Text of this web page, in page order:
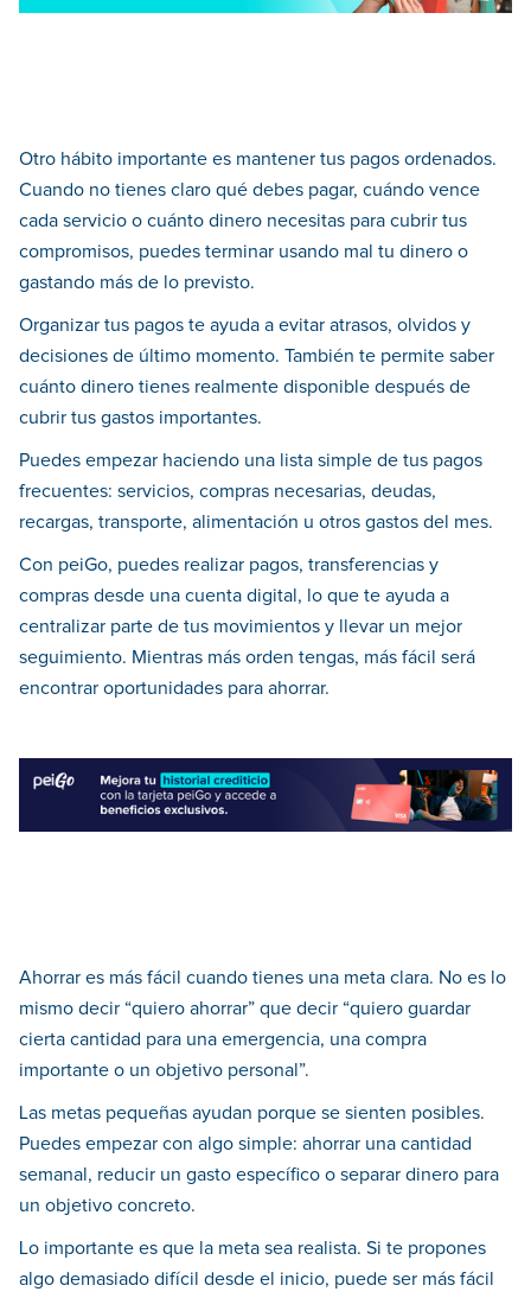
Otro hábito importante es mantener tus pagos ordenados.
Cuando no tienes claro qué debes pagar, cuándo vence
cada servicio o cuánto dinero necesitas para cubrir tus
compromisos, puedes terminar usando mal tu dinero o
gastando más de lo previsto.
Organizar tus pagos te ayuda a evitar atrasos, olvidos y
decisiones de último momento. También te permite saber
cuánto dinero tienes realmente disponible después de
cubrir tus gastos importantes.
Puedes empezar haciendo una lista simple de tus pagos
frecuentes: servicios, compras necesarias, deudas,
recargas, transporte, alimentación u otros gastos del mes.
Con peiGo, puedes realizar pagos, transferencias y
compras desde una cuenta digital, lo que te ayuda a
centralizar parte de tus movimientos y llevar un mejor
seguimiento. Mientras más orden tengas, más fácil será
encontrar oportunidades para ahorrar.
Ahorrar es más fácil cuando tienes una meta clara. No es lo
mismo decir “quiero ahorrar” que decir “quiero guardar
cierta cantidad para una emergencia, una compra
importante o un objetivo personal”.
Las metas pequeñas ayudan porque se sienten posibles.
Puedes empezar con algo simple: ahorrar una cantidad
semanal, reducir un gasto específico o separar dinero para
un objetivo concreto.
Lo importante es que la meta sea realista. Si te propones
algo demasiado difícil desde el inicio, puede ser más fácil